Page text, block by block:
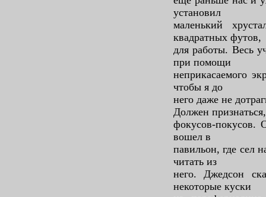
установил
маленький
квадратных футов,
для работы. Весь
при помощи
неприкасаемого
чтобы я до
него даже не
Должен
фокусов-покусов.
вошел в
павильон, где сел
читать из
него. Джедсон
некоторые куски